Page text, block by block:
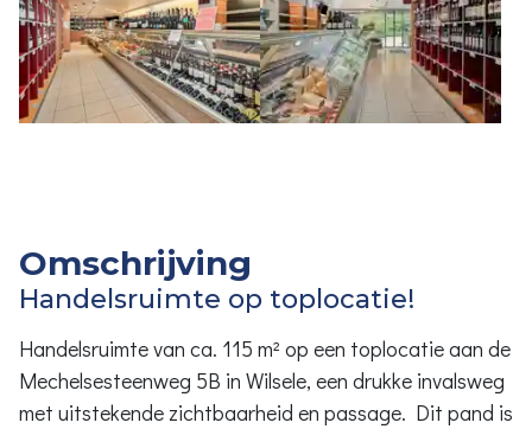
Omschrijving
Handelsruimte op toplocatie!
Handelsruimte van ca. 115 m² op een toplocatie aan de
Mechelsesteenweg 5B in Wilsele, een drukke invalsweg
met uitstekende zichtbaarheid en passage. Dit pand is